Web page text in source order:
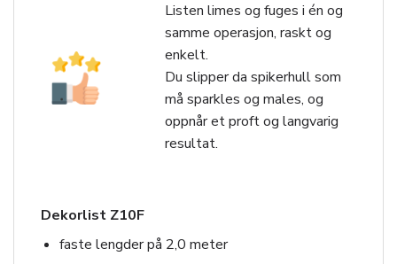
Listen limes og fuges i én og
samme operasjon, raskt og
enkelt.
Du slipper da spikerhull som
må sparkles og males, og
oppnår et proft og langvarig
resultat.
Dekorlist Z10F
faste lengder på 2,0 meter